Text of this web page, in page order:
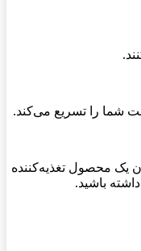
شما را تسریع می‌کند.
یک محصول تغذیه‌کننده
باشید.